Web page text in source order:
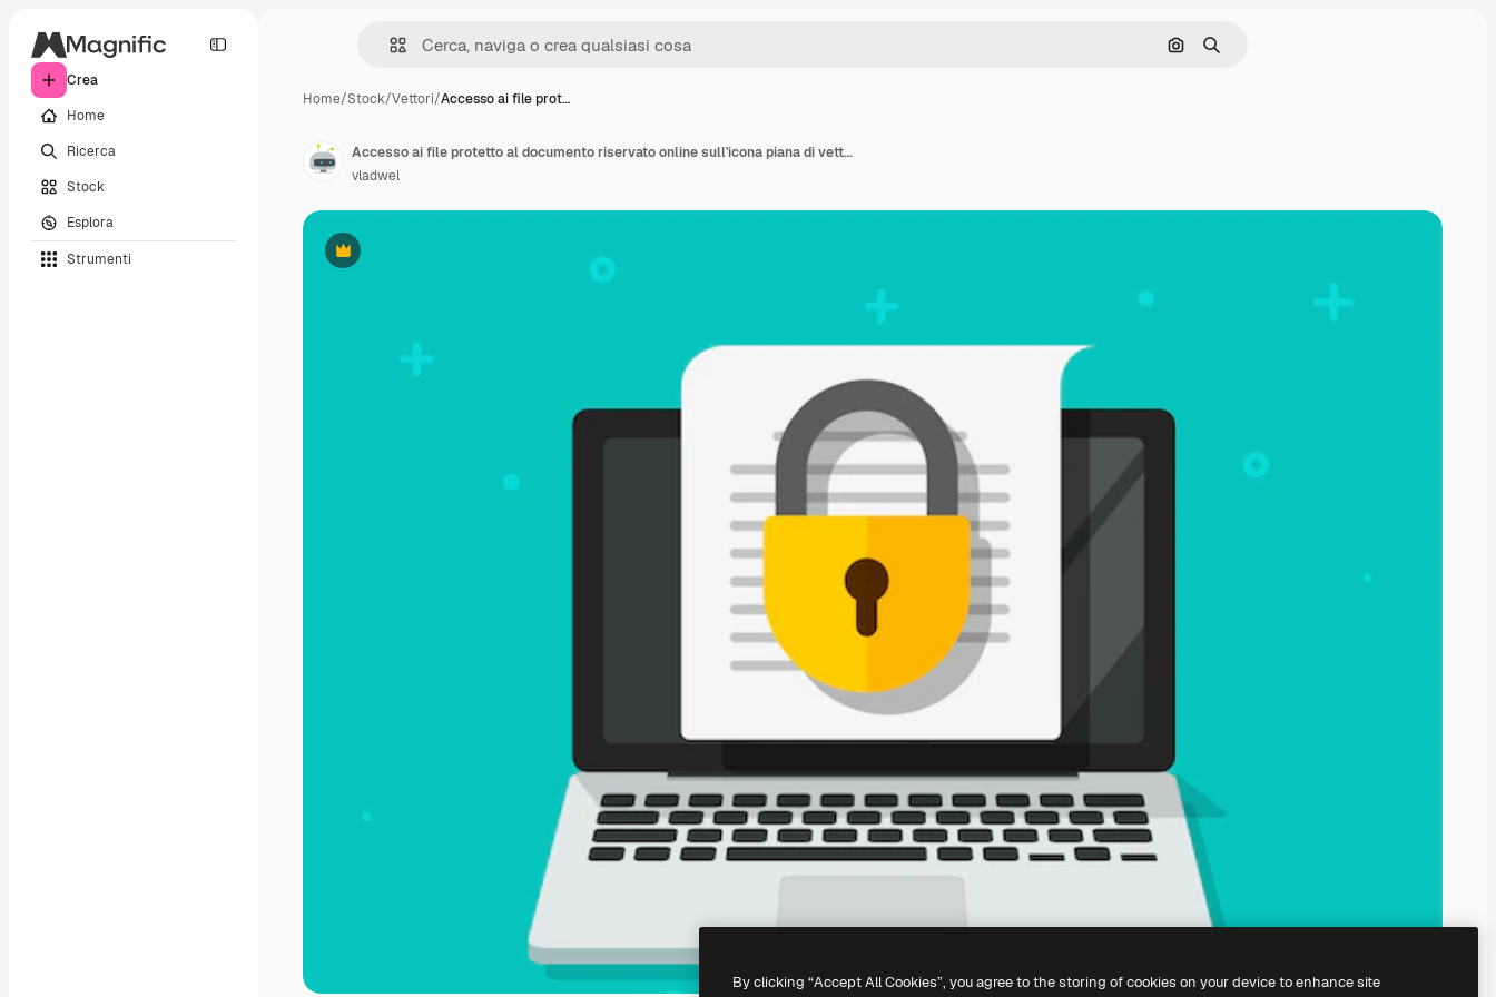
Crea
Home
Ricerca
Stock
Esplora
Strumenti
Cerca per immagine
Ricerca
Home/Stock/Vettori/Accesso ai file prot…
Premium
Accesso ai file protetto al documento riservato online sull'icona piana di vettore del computer portatile pc
vladwel
By clicking “Accept All Cookies”, you agree to the storing of cookies on your device to enhance site